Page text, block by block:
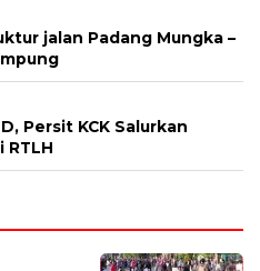
jalan Padang Mungka –
Persit KCK Salurkan
RTLH